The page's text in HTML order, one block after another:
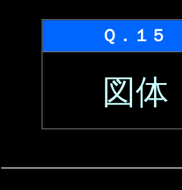
Ｑ．１５
図体